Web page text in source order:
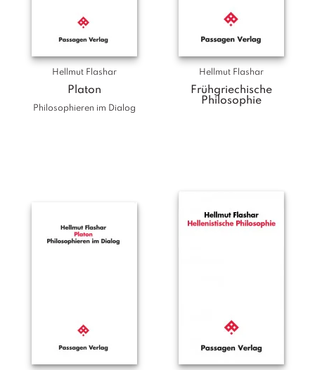
Hellmut Flashar
Platon
Philosophieren im Dialog
Hellmut Flashar
Frühgriechische
Philosophie